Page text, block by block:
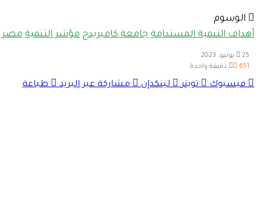
الوسوم
أهداف التنمية المستدامة جامعة كامبريدج مؤشر التنمية مصر
25 يونيو، 2023
651
دقيقة واحدة
فيسبوك تويتر لينكدإن مشاركة عبر البريد طباعة